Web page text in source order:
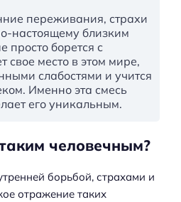
переживания, страхи
настоящему близким
просто борется с
место в этом мире,
слабостями и учится
Именно эта смесь
его уникальным.
человечным?
борьбой, страхами и
отражение таких